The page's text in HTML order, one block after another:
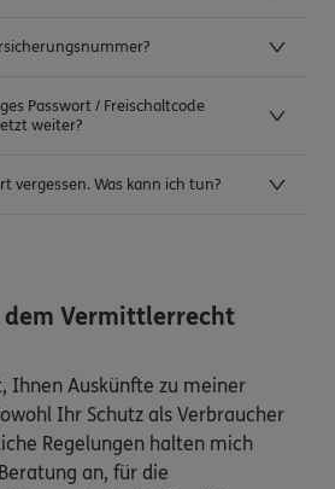
Passwort / Freischaltcode
weiter?
vergessen. Was kann ich tun?
Vermittlerrecht
Ihnen Auskünfte zu meiner
Ihr Schutz als Verbraucher
Regelungen halten mich
an, für die